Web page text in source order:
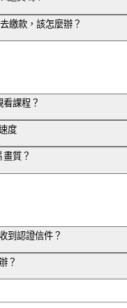
繳款，該怎麼辦？
！
課程？
度
質？
到認證信件？
？